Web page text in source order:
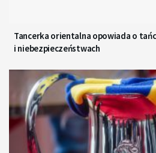
Tancerka orientalna opowiada o
i niebezpieczeństwach